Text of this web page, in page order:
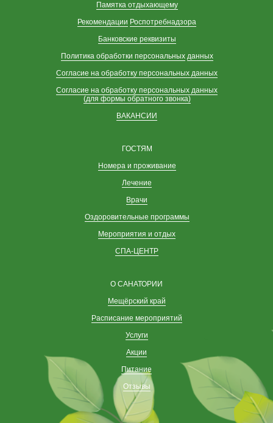
Памятка отдыхающему
Рекомендации Роспотребнадзора
Банковские реквизиты
Политика обработки персональных данных
Согласие на обработку персональных данных
Согласие на обработку персональных данных
(для формы обратного звонка)
ВАКАНСИИ
ГОСТЯМ
Номера и проживание
Лечение
Врачи
Оздоровительные программы
Мероприятия и отдых
СПА-ЦЕНТР
О САНАТОРИИ
Мещёрский край
Расписание мероприятий
Услуги
Акции
Питание
Отзывы